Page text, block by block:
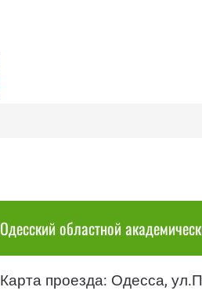
Одесский областной
Карта проезда: Одесса,